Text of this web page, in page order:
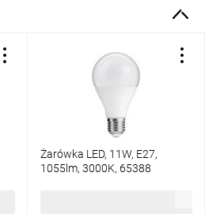
Żarówka LED, 11W, E27,
1055lm, 3000K, 65388